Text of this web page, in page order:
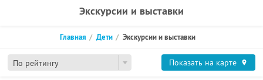
Экскурсии и выставки
По рейтингу
Главная Дети Экскурсии и выставки
Показать на карте